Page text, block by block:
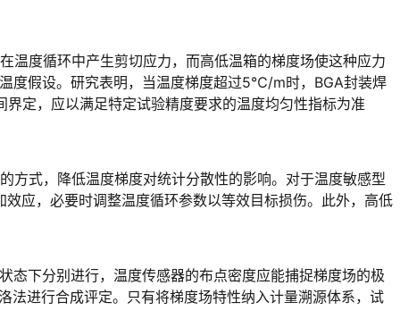
度假设。研究表明，当温度梯度超过5℃/m时，BGA封装焊
定，应以满足特定试验精度要求的温度均匀性指标为准
应，必要时调整温度循环参数以等效目标损伤。此外，高低
法进行合成评定。只有将梯度场特性纳入计量溯源体系，试